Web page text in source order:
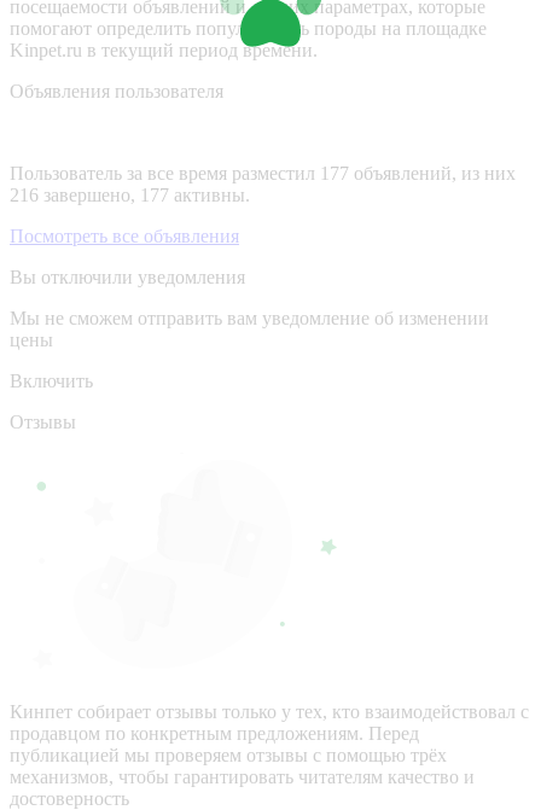
посещаемости объявлений и других параметрах, которые
помогают определить популярность породы на площадке
Kinpet.ru в текущий период времени.
Объявления пользователя
Пользователь за все время разместил 177 объявлений, из них
216 завершено, 177 активны.
Посмотреть все объявления
Вы отключили уведомления
Мы не сможем отправить вам уведомление об изменении
цены
Включить
Отзывы
Кинпет собирает отзывы только у тех, кто взаимодействовал с
продавцом по конкретным предложениям. Перед
публикацией мы проверяем отзывы с помощью трёх
механизмов, чтобы гарантировать читателям качество и
достоверность